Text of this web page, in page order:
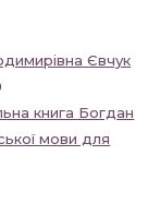
Євчук
книга Богдан
мови для